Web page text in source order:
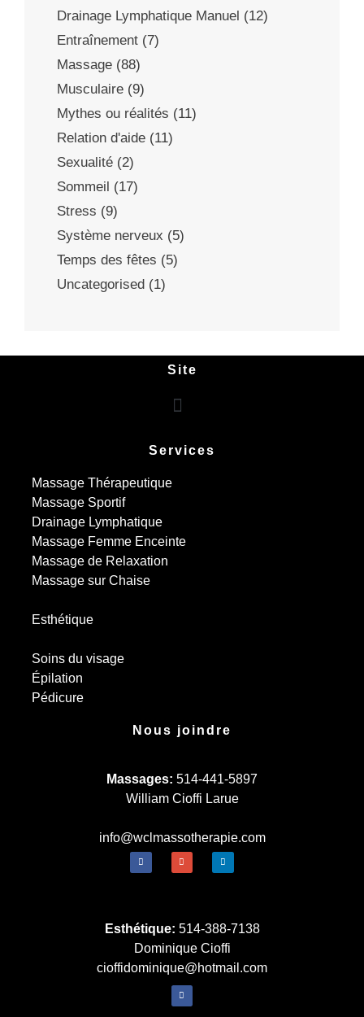
Drainage Lymphatique Manuel (12)
Entraînement (7)
Massage (88)
Musculaire (9)
Mythes ou réalités (11)
Relation d'aide (11)
Sexualité (2)
Sommeil (17)
Stress (9)
Système nerveux (5)
Temps des fêtes (5)
Uncategorised (1)
Site
Services
Massage Thérapeutique
Massage Sportif
Drainage Lymphatique
Massage Femme Enceinte
Massage de Relaxation
Massage sur Chaise
Esthétique
Soins du visage
Épilation
Pédicure
Nous joindre
Massages: 514-441-5897
William Cioffi Larue
info@wclmassotherapie.com
Esthétique: 514-388-7138
Dominique Cioffi
cioffidominique@hotmail.com